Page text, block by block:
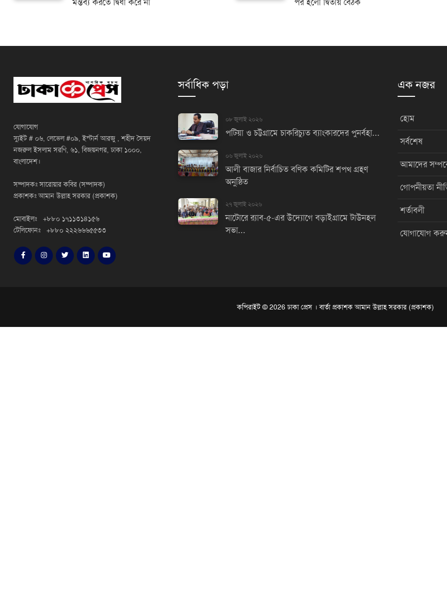
মন্তব্য করতে দ্বিধা করে না
পর হলো দ্বিতীয় বৈঠক
যোগাযোগ
স্যুইট # ০৬, লেভেল #০৯, ইস্টার্ন আরজু , শহীদ সৈয়দ
নজরুল ইসলাম সরণি, ৬১, বিজয়নগর, ঢাকা ১০০০,
বাংলাদেশ।
সম্পাদকঃ সারোয়ার কবির (সম্পাদক)
প্রকাশকঃ আমান উল্লাহ সরকার (প্রকাশক)
মোবাইলঃ +৮৮০ ১৭১১৩১৪১৫৬
টেলিফোনঃ +৮৮০ ২২২৬৬৬৫৫৩৩
সর্বাধিক পড়া
০৮ জুলাই ২০২৬
পটিয়া ও চট্টগ্রামে চাকরিচ্যুত ব্যাংকারদের পুনর্বহা...
০৬ জুলাই ২০২৬
আলী বাজার নির্বাচিত বণিক কমিটির শপথ গ্রহণ
অনুষ্ঠিত
২৭ জুলাই ২০২৬
নাটোরে র‌্যাব-৫-এর উদ্যোগে বড়াইগ্রামে টাউনহল
সভা...
এক নজর
হোম
সর্বশেষ
আমাদের
গোপনীয়তা
শর্তাবলী
যোগাযোগ
কপিরাইট © 2026 ঢাকা প্রেস । বার্তা প্রকাশক আমান উল্লাহ সরকার (প্রকাশক)